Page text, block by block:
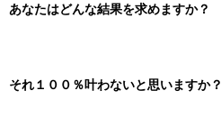
あなたはどんな結果を求めますか？
それ１００％叶わないと思いますか？